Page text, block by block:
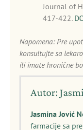
Journal of
417-422.
Napomena: Pre
konsultujte sa
ili imate hronične
Autor:
Jasmina Jović
farmacije sa